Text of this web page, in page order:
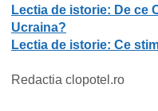
Lectia de istorie: De ce
Ucraina?
Lectia de istorie: Ce
Redactia clopotel.ro